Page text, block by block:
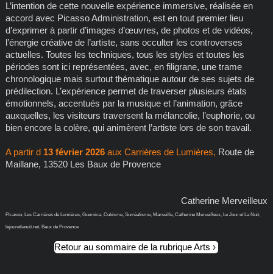
L’intention de cette nouvelle expérience immersive, réalisée en
accord avec Picasso Administration, est en tout premier lieu
d’exprimer à partir d’images d’œuvres, de photos et de vidéos,
l’énergie créative de l’artiste, sans occulter les controverses
actuelles. Toutes les techniques, tous les styles et toutes les
périodes sont ici représentées, avec, en filigrane, une trame
chronologique mais surtout thématique autour de ses sujets de
prédilection. L’expérience permet de traverser plusieurs états
émotionnels, accentués par la musique et l’animation, grâce
auxquelles, les visiteurs traversent la mélancolie, l’euphorie, ou
bien encore la colère, qui animèrent l’artiste lors de son travail.
A partir d 13 février 2026aux Carrières de Lumières, Route de
Maillane, 13520 Les Baux de Provence
Catherine Merveilleux
Picasso, Les Carrières de Lumières, Guernica, Cubisme, Surréalisme, Marseille, Catherine Merveilleux, Le Jour et La Nuit,
lejouretlanuit.net, Baux de Provence
Retour au sommaire de la rubrique Arts